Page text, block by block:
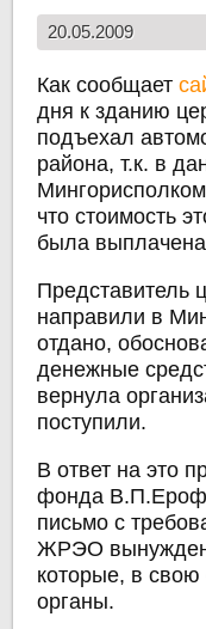
20.05.2009
Как сообщает
дня к зданию
подъехал
района, т.к. в
что стоимость
была выплачена
Представитель
направили в
отдано,
денежные
вернула
поступили.
В ответ на это
фонда
письмо с
ЖРЭО
которые, в свою
органы.